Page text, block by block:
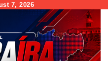
7, 2026